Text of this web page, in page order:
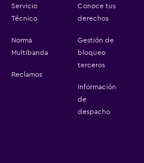
Servicio
Técnico
Norma
Multibanda
Reclamos
Conoce tus
derechos
Gestión de
bloqueo
terceros
Información
de
despacho